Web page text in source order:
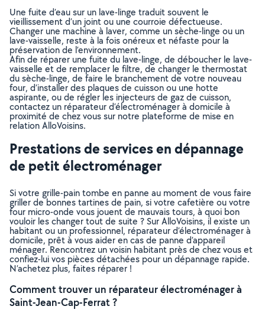
Une fuite d’eau sur un lave-linge traduit souvent le
vieillissement d’un joint ou une courroie défectueuse.
Changer une machine à laver, comme un sèche-linge ou un
lave-vaisselle, reste à la fois onéreux et néfaste pour la
préservation de l’environnement.
Afin de réparer une fuite du lave-linge, de déboucher le lave-
vaisselle et de remplacer le filtre, de changer le thermostat
du sèche-linge, de faire le branchement de votre nouveau
four, d’installer des plaques de cuisson ou une hotte
aspirante, ou de régler les injecteurs de gaz de cuisson,
contactez un réparateur d’électroménager à domicile à
proximité de chez vous sur notre plateforme de mise en
relation AlloVoisins.
Prestations de services en dépannage
de petit électroménager
Si votre grille-pain tombe en panne au moment de vous faire
griller de bonnes tartines de pain, si votre cafetière ou votre
four micro-onde vous jouent de mauvais tours, à quoi bon
vouloir les changer tout de suite ? Sur AlloVoisins, il existe un
habitant ou un professionnel, réparateur d’électroménager à
domicile, prêt à vous aider en cas de panne d’appareil
ménager. Rencontrez un voisin habitant près de chez vous et
confiez-lui vos pièces détachées pour un dépannage rapide.
N’achetez plus, faites réparer !
Comment trouver un réparateur électroménager à
Saint-Jean-Cap-Ferrat ?